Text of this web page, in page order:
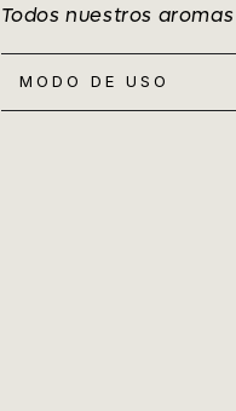
Todos nuestros
MODO DE USO